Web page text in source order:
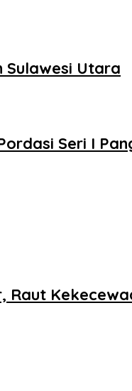
Sulawesi Utara
Seri I
Raut